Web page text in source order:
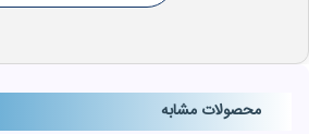
محصولات مشابه